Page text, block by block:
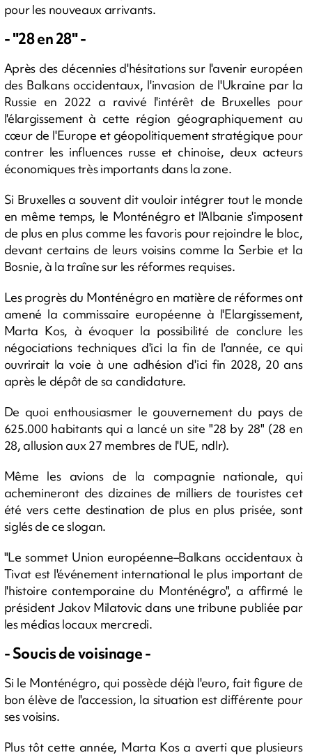
pour les nouveaux arrivants.
- "28 en 28" -
Après des décennies d'hésitations sur l'avenir européen
des Balkans occidentaux, l'invasion de l'Ukraine par la
Russie en 2022 a ravivé l'intérêt de Bruxelles pour
l'élargissement à cette région géographiquement au
cœur de l'Europe et géopolitiquement stratégique pour
contrer les influences russe et chinoise, deux acteurs
économiques très importants dans la zone.
Si Bruxelles a souvent dit vouloir intégrer tout le monde
en même temps, le Monténégro et l'Albanie s'imposent
de plus en plus comme les favoris pour rejoindre le bloc,
devant certains de leurs voisins comme la Serbie et la
Bosnie, à la traîne sur les réformes requises.
Les progrès du Monténégro en matière de réformes ont
amené la commissaire européenne à l'Elargissement,
Marta Kos, à évoquer la possibilité de conclure les
négociations techniques d'ici la fin de l'année, ce qui
ouvrirait la voie à une adhésion d'ici fin 2028, 20 ans
après le dépôt de sa candidature.
De quoi enthousiasmer le gouvernement du pays de
625.000 habitants qui a lancé un site "28 by 28" (28 en
28, allusion aux 27 membres de l'UE, ndlr).
Même les avions de la compagnie nationale, qui
achemineront des dizaines de milliers de touristes cet
été vers cette destination de plus en plus prisée, sont
siglés de ce slogan.
"Le sommet Union européenne–Balkans occidentaux à
Tivat est l'événement international le plus important de
l'histoire contemporaine du Monténégro", a affirmé le
président Jakov Milatovic dans une tribune publiée par
les médias locaux mercredi.
- Soucis de voisinage -
Si le Monténégro, qui possède déjà l'euro, fait figure de
bon élève de l'accession, la situation est différente pour
ses voisins.
Plus tôt cette année, Marta Kos a averti que plusieurs